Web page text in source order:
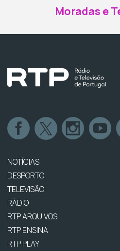
Moradas e
NOTÍCIAS
DESPORTO
TELEVISÃO
RÁDIO
RTP ARQUIVOS
RTP ENSINA
RTP PLAY